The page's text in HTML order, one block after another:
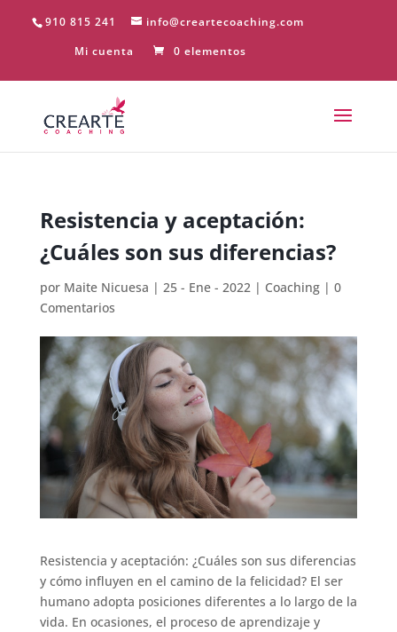
910 815 241
info@creartecoaching.com
Mi cuenta
0 elementos
Resistencia y aceptación:
¿Cuáles son sus diferencias?
por Maite Nicuesa | 25 - Ene - 2022| Coaching| 0
Comentarios
Resistencia y aceptación: ¿Cuáles son sus diferencias
y cómo influyen en el camino de la felicidad? El ser
humano adopta posiciones diferentes a lo largo de la
vida. En ocasiones, el proceso de aprendizaje y